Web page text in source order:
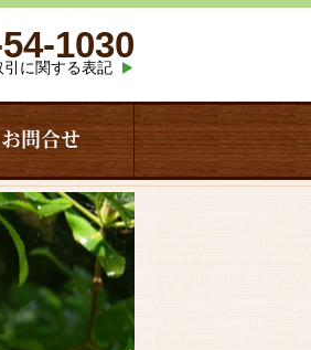
1030
引に関する表記
お問合せ